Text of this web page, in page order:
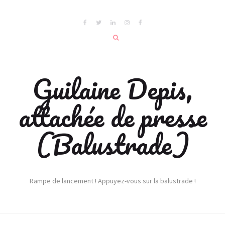
Guilaine Depis,
attachée de presse
(Balustrade)
Rampe de lancement ! Appuyez-vous sur la balustrade !